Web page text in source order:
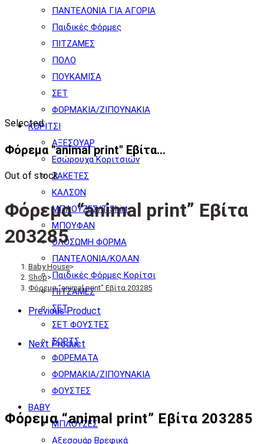
ΠΑΝΤΕΛΟΝΙΑ ΓΙΑ ΑΓΟΡΙΑ
Παιδικές Φόρμες
ΠΙΤΖΑΜΕΣ
ΠΟΛΟ
ΠΟΥΚΑΜΙΣΑ
ΣΕΤ
ΦΟΡΜΑΚΙΑ/ΖΙΠΟΥΝΑΚΙΑ
ΚΟΡΙΤΣΙ
ΑΞΕΣΟΥΑΡ
Εσώρουχα Κοριτσιών
ΖΑΚΕΤΕΣ
ΚΑΛΣΟΝ
ΜΠΛΟΥΖΕΣ/T-Shirt
ΜΠΟΥΦΑΝ
ΟΛΟΣΩΜΗ ΦΟΡΜΑ
ΠΑΝΤΕΛΟΝΙΑ/ΚΟΛΑΝ
Παιδικές Φόρμες Κορίτσι
ΠΙΤΖΑΜΕΣ
ΣΕΤ
ΣΕΤ ΦΟΥΣΤΕΣ
ΣΟΡΤΣ
ΦΟΡΕΜΑΤΑ
ΦΟΡΜΑΚΙΑ/ΖΙΠΟΥΝΑΚΙΑ
ΦΟΥΣΤΕΣ
BABY
ΜΠΛΟΥΖΕΣ
Αξεσουάρ Βρεφικά
Selected:
Φόρεμα "animal print" Εβίτα…
Out of stock
Φόρεμα “animal print” Εβίτα
203285
Baby House>
Shop>
Φόρεμα “animal print” Εβίτα 203285
Previous Product
Next Product
Φόρεμα “animal print” Εβίτα 203285